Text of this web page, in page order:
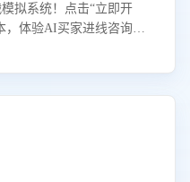
拟系统！点击“立即开
，体验AI买家进线咨询真